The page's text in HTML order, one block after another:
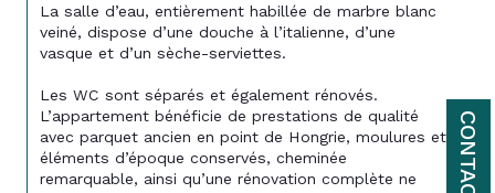
CONTACT
La salle d’eau, entièrement habillée de marbre blanc
veiné, dispose d’une douche à l’italienne, d’une
vasque et d’un sèche-serviettes.
Les WC sont séparés et également rénovés.
L’appartement bénéficie de prestations de qualité
avec parquet ancien en point de Hongrie, moulures et
éléments d’époque conservés, cheminée
remarquable, ainsi qu’une rénovation complète ne